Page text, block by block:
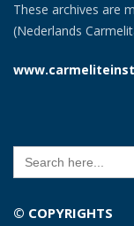
These archives are
(Nederlands
Search
for:
© COPYRIGHTS